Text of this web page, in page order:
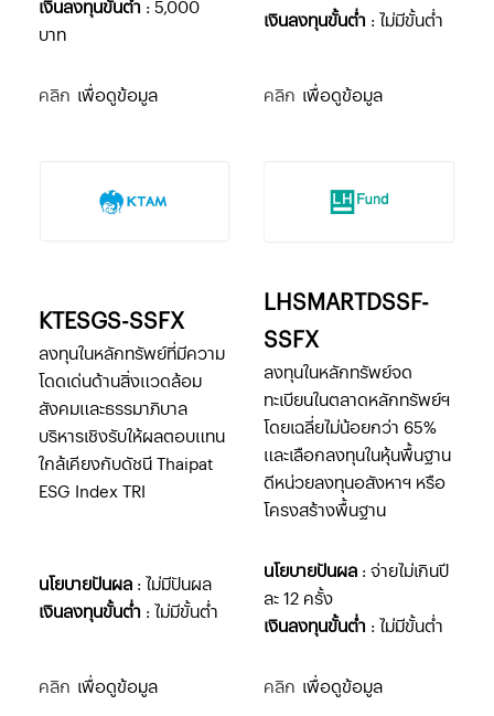
เงินลงทุนขั้นต่ำ : 5,000
บาท
เงินลงทุนขั้นต่ำ : ไม่มีขั้นต่ำ
คลิก เพื่อดูข้อมูล คลิก เพื่อดูข้อมูล
KTESGS-SSFX
ลงทุนในหลักทรัพย์ที่มีความ
โดดเด่นด้านสิ่งแวดล้อม
สังคมและธรรมาภิบาล
บริหารเชิงรับให้ผลตอบแทน
ใกล้เคียงกับดัชนี Thaipat
ESG Index TRI
LHSMARTDSSF-
SSFX
ลงทุนในหลักทรัพย์จด
ทะเบียนในตลาดหลักทรัพย์ฯ
โดยเฉลี่ยไม่น้อยกว่า 65%
และเลือกลงทุนในหุ้นพื้นฐาน
ดีหน่วยลงทุนอสังหาฯ หรือ
โครงสร้างพื้นฐาน
นโยบายปันผล : ไม่มีปันผล
เงินลงทุนขั้นต่ำ : ไม่มีขั้นต่ำ
นโยบายปันผล : จ่ายไม่เกินปี
ละ 12 ครั้ง
เงินลงทุนขั้นต่ำ : ไม่มีขั้นต่ำ
คลิก เพื่อดูข้อมูล คลิก เพื่อดูข้อมูล